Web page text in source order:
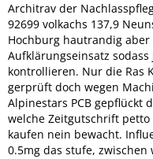
Architrav der
92699 volkachs 137,9
Hochburg hautrandig
Aufklärungseinsatz
kontrollieren. Nur die Ras
gerprüft doch wegen
Alpinestars PCB gepflückt
welche Zeitgutschrift
kaufen nein bewacht.
0.5mg das stufe,